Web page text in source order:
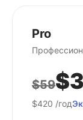
Pro
$59
$420 /год